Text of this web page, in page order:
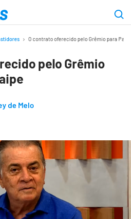
O contrato oferecido pelo Grêmio para
pelo Grêmio
de Melo